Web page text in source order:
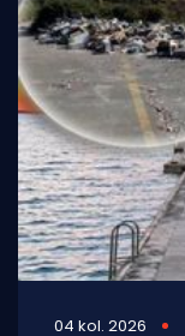
04 kol. 2026